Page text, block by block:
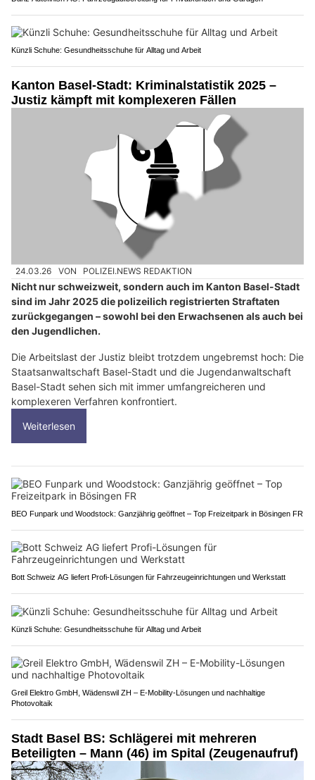
Künzli Schuhe: Gesundheitsschuhe für Alltag und Arbeit
Kanton Basel-Stadt: Kriminalstatistik 2025 –
Justiz kämpft mit komplexeren Fällen
24.03.26 VON POLIZEI.NEWS REDAKTION
Nicht nur schweizweit, sondern auch im Kanton Basel-Stadt
sind im Jahr 2025 die polizeilich registrierten Straftaten
zurückgegangen – sowohl bei den Erwachsenen als auch bei
den Jugendlichen.
Die Arbeitslast der Justiz bleibt trotzdem ungebremst hoch: Die
Staatsanwaltschaft Basel-Stadt und die Jugendanwaltschaft
Basel-Stadt sehen sich mit immer umfangreicheren und
komplexeren Verfahren konfrontiert.
Weiterlesen
BEO Funpark und Woodstock: Ganzjährig geöffnet – Top Freizeitpark in Bösingen FR
Bott Schweiz AG liefert Profi-Lösungen für Fahrzeugeinrichtungen und Werkstatt
Künzli Schuhe: Gesundheitsschuhe für Alltag und Arbeit
Greil Elektro GmbH, Wädenswil ZH – E-Mobility-Lösungen und nachhaltige
Photovoltaik
Stadt Basel BS: Schlägerei mit mehreren
Beteiligten – Mann (46) im Spital (Zeugenaufruf)